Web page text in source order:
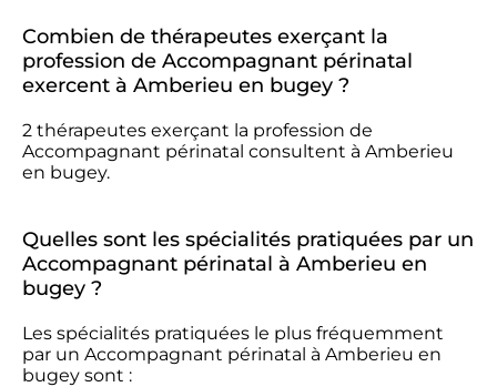
Combien de thérapeutes exerçant la
profession de Accompagnant périnatal
exercent à Amberieu en bugey ?
2 thérapeutes exerçant la profession de
Accompagnant périnatal consultent à Amberieu
en bugey.
Quelles sont les spécialités pratiquées par un
Accompagnant périnatal à Amberieu en
bugey ?
Les spécialités pratiquées le plus fréquemment
par un Accompagnant périnatal à Amberieu en
bugey sont :